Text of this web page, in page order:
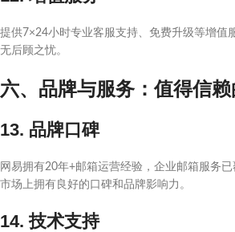
提供7×24小时专业客服支持、免费升级等增值
无后顾之忧。
六、品牌与服务：值得信
13. 品牌口碑
网易拥有20年+邮箱运营经验，企业邮箱服务
市场上拥有良好的口碑和品牌影响力。
14. 技术支持